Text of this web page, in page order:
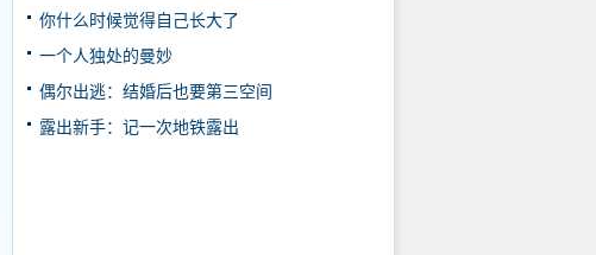
你什么时候觉得自己长大了
一个人独处的曼妙
偶尔出逃：结婚后也要第三空间
露出新手：记一次地铁露出